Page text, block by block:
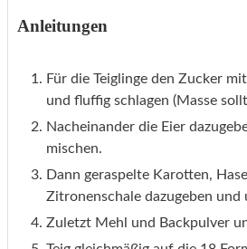
Anleitungen
Für die Teiglinge den Zucker
und fluffig schlagen (Masse
Nacheinander die Eier
mischen.
Dann geraspelte Karotten,
Zitronenschale dazugeben und
Zuletzt Mehl und Backpulver